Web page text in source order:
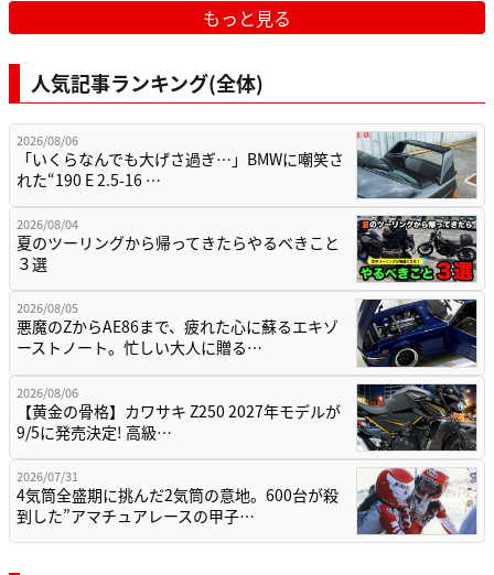
もっと見る
人気記事ランキング(全体)
2026/08/06
「いくらなんでも大げさ過ぎ…」BMWに嘲笑さ
れた“190 E 2.5-16 …
2026/08/04
夏のツーリングから帰ってきたらやるべきこと
３選
2026/08/05
悪魔のZからAE86まで、疲れた心に蘇るエキゾ
ーストノート。忙しい大人に贈る…
2026/08/06
【黄金の骨格】カワサキ Z250 2027年モデルが
9/5に発売決定! 高級…
2026/07/31
4気筒全盛期に挑んだ2気筒の意地。600台が殺
到した”アマチュアレースの甲子…